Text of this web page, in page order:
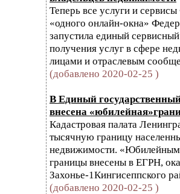
Теперь все услуги и
«одного онлайн-окна»
запустила единый
получения услуг в сфере
лицами и отраслевым
(добавлено 2020-02-25 )
В Единый
внесена
Кадастровая палата
тысячную границу
недвижимости.
границы внесены в ЕГРН,
Захонье-1Кингисеппского
(добавлено 2020-02-25 )